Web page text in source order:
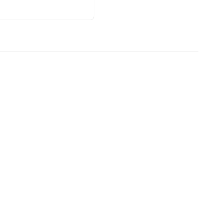
Fahrzeug.
sind, entnehmen Sie bitte dem Rückruf, da